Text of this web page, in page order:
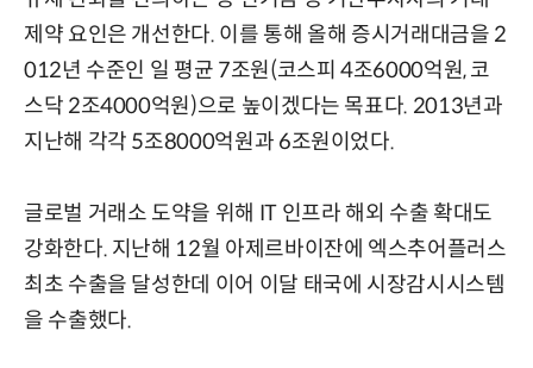
제약 요인은 개선한다. 이를 통해 올해 증시거래대금을 2
012년 수준인 일 평균 7조원(코스피 4조6000억원, 코
스닥 2조4000억원)으로 높이겠다는 목표다. 2013년과
지난해 각각 5조8000억원과 6조원이었다.
글로벌 거래소 도약을 위해 IT 인프라 해외 수출 확대도
강화한다. 지난해 12월 아제르바이잔에 엑스추어플러스
최초 수출을 달성한데 이어 이달 태국에 시장감시시스템
을 수출했다.